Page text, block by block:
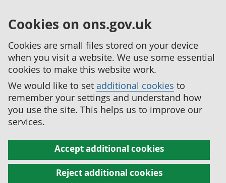
Cookies on ons.gov.uk
Cookies are small files stored on your device
when you visit a website. We use some essential
cookies to make this website work.
We would like to set additional cookies to
remember your settings and understand how
you use the site. This helps us to improve our
services.
Accept additional cookies
Reject additional cookies